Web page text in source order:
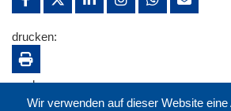
Wir verwenden auf dieser Website eine
drucken:
merken: